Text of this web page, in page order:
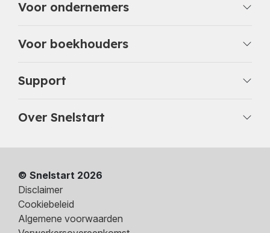
Voor ondernemers
Voor boekhouders
Support
Over Snelstart
© Snelstart 2026
Disclaimer
Cookiebeleid
Algemene voorwaarden